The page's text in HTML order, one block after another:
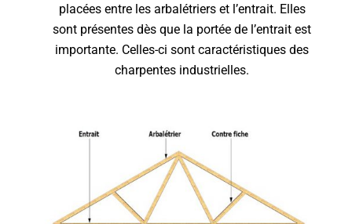
placées entre les arbalétriers et l’entrait. Elles
sont présentes dès que la portée de l’entrait est
importante. Celles-ci sont caractéristiques des
charpentes industrielles.